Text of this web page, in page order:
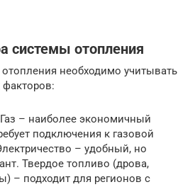
системы отопления
необходимо учитывать
– наиболее экономичный
подключения к газовой
– удобный, но
Твердое топливо (дрова,
– подходит для регионов с